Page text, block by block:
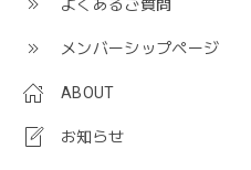
よくあるご質問
メンバーシップページ
ABOUT
お知らせ